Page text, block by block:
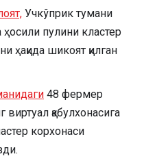
Учкўприк тумани
пулини кластер
ҳақида шикоят қилган
48 фермер
қабулхонасига
корхонаси